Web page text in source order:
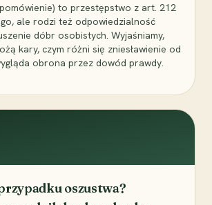
to przestępstwo z art. 212
ale rodzi też odpowiedzialność
dóbr osobistych. Wyjaśniamy,
kary, czym różni się zniesławienie od
obrona przez dowód prawdy.
oszustwa?